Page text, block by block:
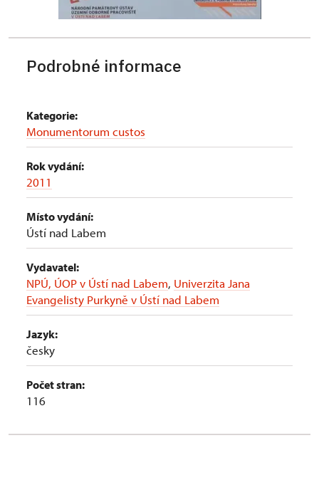
Podrobné informace
Kategorie:
Monumentorum custos
Rok vydání:
2011
Místo vydání:
Ústí nad Labem
Vydavatel:
NPÚ, ÚOP v Ústí nad Labem, Univerzita Jana
Evangelisty Purkyně v Ústí nad Labem
Jazyk:
česky
Počet stran:
116